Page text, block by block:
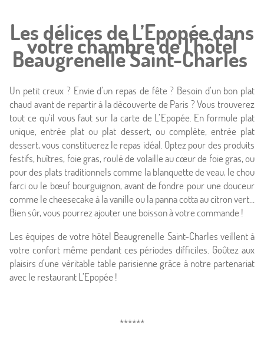
Les délices de L’Epopée dans
votre chambre de l’hôtel
Beaugrenelle Saint-Charles
Un petit creux ? Envie d’un repas de fête ? Besoin d’un bon plat
chaud avant de repartir à la découverte de Paris ? Vous trouverez
tout ce qu’il vous faut sur la carte de L’Epopée. En formule plat
unique, entrée plat ou plat dessert, ou complète, entrée plat
dessert, vous constituerez le repas idéal. Optez pour des produits
festifs, huîtres, foie gras, roulé de volaille au cœur de foie gras, ou
pour des plats traditionnels comme la blanquette de veau, le chou
farci ou le bœuf bourguignon, avant de fondre pour une douceur
comme le cheesecake à la vanille ou la panna cotta au citron vert…
Bien sûr, vous pourrez ajouter une boisson à votre commande !
Les équipes de votre hôtel Beaugrenelle Saint-Charles veillent à
votre confort même pendant ces périodes difficiles. Goûtez aux
plaisirs d’une véritable table parisienne grâce à notre partenariat
avec le restaurant L’Epopée !
******